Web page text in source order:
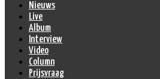
Nieuws
Live
Album
Interview
Video
Column
Prijsvraag